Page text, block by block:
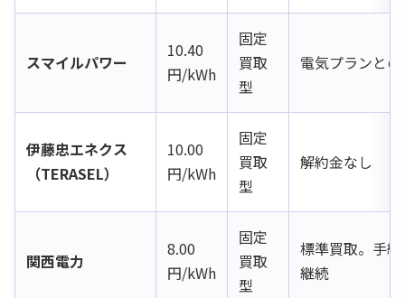
スマイルパワー
10.40
円/kWh
固定
買取
型
電気プランと
伊藤忠エネクス
（TERASEL）
10.00
円/kWh
固定
買取
型
解約金なし
関西電力
8.00
円/kWh
固定
買取
型
標準買取。手
継続